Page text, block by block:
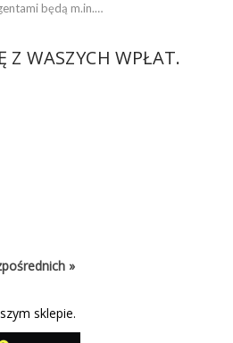
będą m.in.…
Z WASZYCH WPŁAT.
»
sklepie.